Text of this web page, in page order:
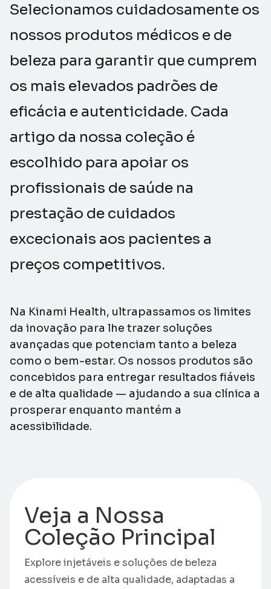
Selecionamos cuidadosamente os
nossos produtos médicos e de
beleza para garantir que cumprem
os mais elevados padrões de
eficácia e autenticidade. Cada
artigo da nossa coleção é
escolhido para apoiar os
profissionais de saúde na
prestação de cuidados
excecionais aos pacientes a
preços competitivos.
Na Kinami Health, ultrapassamos os limites
da inovação para lhe trazer soluções
avançadas que potenciam tanto a beleza
como o bem-estar. Os nossos produtos são
concebidos para entregar resultados fiáveis
e de alta qualidade — ajudando a sua clínica a
prosperar enquanto mantém a
acessibilidade.
Veja a Nossa
Coleção Principal
Explore injetáveis e soluções de beleza
acessíveis e de alta qualidade, adaptadas a